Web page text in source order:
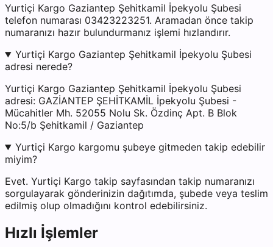
Yurtiçi Kargo Gaziantep Şehitkamil İpekyolu Şubesi
telefon numarası 03423223251. Aramadan önce takip
numaranızı hazır bulundurmanız işlemi hızlandırır.
Yurtiçi Kargo Gaziantep Şehitkamil İpekyolu Şubesi
adresi nerede?
Yurtiçi Kargo Gaziantep Şehitkamil İpekyolu Şubesi
adresi: GAZİANTEP ŞEHİTKAMİL İpekyolu Şubesi -
Mücahitler Mh. 52055 Nolu Sk. Özdinç Apt. B Blok
No:5/b Şehitkamil / Gaziantep
Yurtiçi Kargo kargomu şubeye gitmeden takip edebilir
miyim?
Evet. Yurtiçi Kargo takip sayfasından takip numaranızı
sorgulayarak gönderinizin dağıtımda, şubede veya teslim
edilmiş olup olmadığını kontrol edebilirsiniz.
Hızlı İşlemler